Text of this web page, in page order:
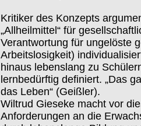
Kritiker des Konzepts
„Allheilmittel“ für
Verantwortung für ungelöste
Arbeitslosigkeit)
hinaus lebenslang zu
lernbedürftig definiert. „Das
das Leben“ (Geißler).
Wiltrud Gieseke macht vor
Anforderungen an die